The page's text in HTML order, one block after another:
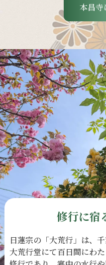
本昌寺
修行に宿
日蓮宗の 「大荒行」は、
大荒行堂にて百日間にわた